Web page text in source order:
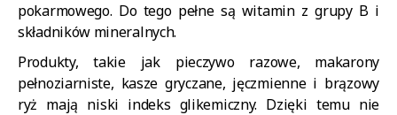
pokarmowego. Do tego pełne są witamin z grupy B i
składników mineralnych.
Produkty, takie jak pieczywo razowe, makarony
pełnoziarniste, kasze gryczane, jęczmienne i brązowy
ryż mają niski indeks glikemiczny. Dzięki temu nie